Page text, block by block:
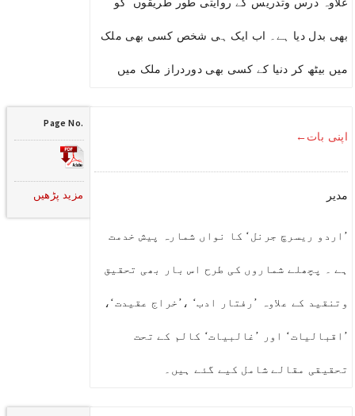
علاوہ درس وتدریس کے روایتی طور طریقوں کو
بھی بدل دیا ہے۔ اب ایک ہی شخص کسی بھی ملک
میں بیٹھ کر دنیا کے کسی بھی دوردراز ملک میں
اپنی بات←
مدیر
’اردو ریسرچ جرنل‘ کا نواں شمارہ پیش خدمت
ہے ۔ پچھلے شماروں کی طرح اس بار بھی تحقیق
وتنقید کے علاوہ ’رفتار ادب‘ ،’خراج عقیدت‘،
’اقبالیات‘ اور ’غالبیات‘ کالم کے تحت
تحقیقی مقالے شامل کیے گئے ہیں۔
Page No.
مزید پڑھیں